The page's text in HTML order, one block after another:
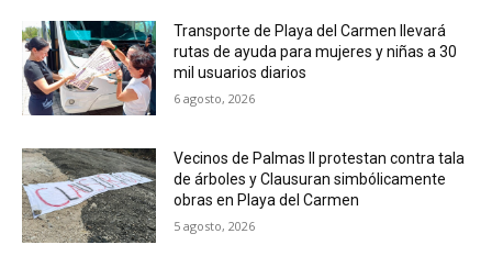
Transporte de Playa del Carmen llevará
rutas de ayuda para mujeres y niñas a 30
mil usuarios diarios
6 agosto, 2026
Vecinos de Palmas II protestan contra tala
de árboles y Clausuran simbólicamente
obras en Playa del Carmen
5 agosto, 2026